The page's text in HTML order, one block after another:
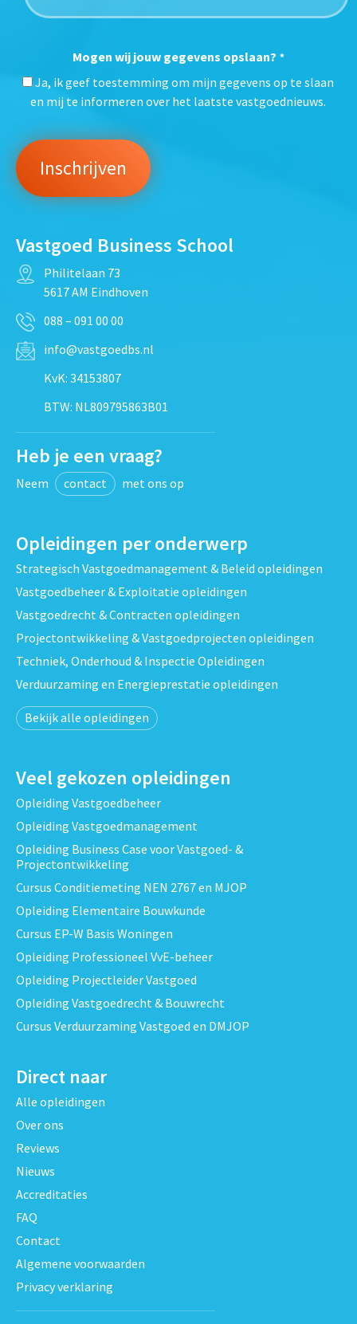
Mogen wij jouw gegevens opslaan? *
Ja, ik geef toestemming om mijn gegevens op te slaan
en mij te informeren over het laatste vastgoednieuws.
Vastgoed Business School
Philitelaan 73
5617 AM Eindhoven
088 – 091 00 00
info@vastgoedbs.nl
KvK: 34153807
BTW: NL809795863B01
Heb je een vraag?
Neem contact met ons op
Opleidingen per onderwerp
Strategisch Vastgoedmanagement & Beleid opleidingen
Vastgoedbeheer & Exploitatie opleidingen
Vastgoedrecht & Contracten opleidingen
Projectontwikkeling & Vastgoedprojecten opleidingen
Techniek, Onderhoud & Inspectie Opleidingen
Verduurzaming en Energieprestatie opleidingen
Bekijk alle opleidingen
Veel gekozen opleidingen
Opleiding Vastgoedbeheer
Opleiding Vastgoedmanagement
Opleiding Business Case voor Vastgoed- &
Projectontwikkeling
Cursus Conditiemeting NEN 2767 en MJOP
Opleiding Elementaire Bouwkunde
Cursus EP-W Basis Woningen
Opleiding Professioneel VvE-beheer
Opleiding Projectleider Vastgoed
Opleiding Vastgoedrecht & Bouwrecht
Cursus Verduurzaming Vastgoed en DMJOP
Direct naar
Alle opleidingen
Over ons
Reviews
Nieuws
Accreditaties
FAQ
Contact
Algemene voorwaarden
Privacy verklaring